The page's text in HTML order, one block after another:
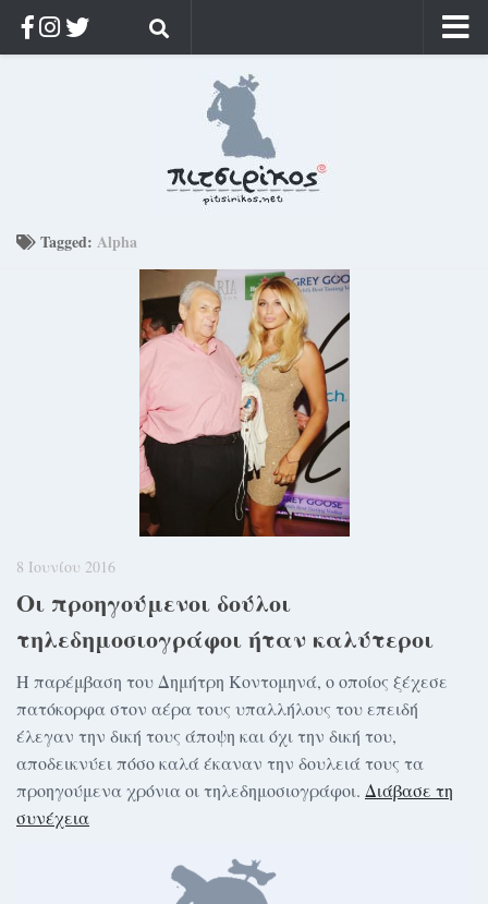
Ρίζα & Διάρκεια
Στοχασμοί & αποφθέγματα
Γίνετε συνδρομητής
Μόνο για συνδρομητές
Tagged: Alpha
8 Ιουνίου 2016
Οι προηγούμενοι δούλοι
τηλεδημοσιογράφοι ήταν καλύτεροι
Η παρέμβαση του Δημήτρη Κοντομηνά, ο οποίος ξέχεσε
πατόκορφα στον αέρα τους υπαλλήλους του επειδή
έλεγαν την δική τους άποψη και όχι την δική του,
αποδεικνύει πόσο καλά έκαναν την δουλειά τους τα
προηγούμενα χρόνια οι τηλεδημοσιογράφοι. Διάβασε τη
συνέχεια